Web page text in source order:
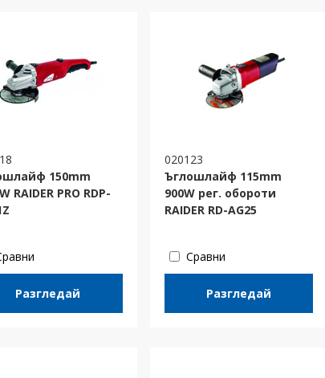
150mm
RAIDER PRO RDP-
Разгледай
020123
Ъглошлайф 115mm
900W рег. обороти
RAIDER RD-AG25
Сравни
Разгледай